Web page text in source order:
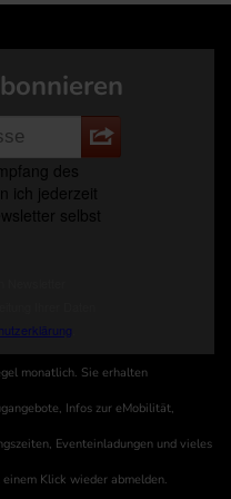
monatlich. Sie erhalten
Infos zur eMobilität,
Eventeinladungen und vieles
Klick wieder abmelden.